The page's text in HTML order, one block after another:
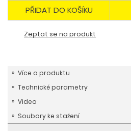
PŘIDAT DO KOŠÍKU
Zeptat se na produkt
Více o produktu
Technické parametry
Video
Soubory ke stažení